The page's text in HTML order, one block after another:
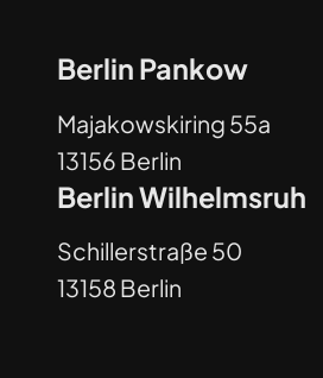
Berlin Pankow
Majakowskiring 55a
13156 Berlin
Berlin Wilhelmsruh
Schillerstraße 50
13158 Berlin